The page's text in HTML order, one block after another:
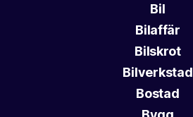
Bil
Bilaffär
Bilskrot
Bilverkstad
Bostad